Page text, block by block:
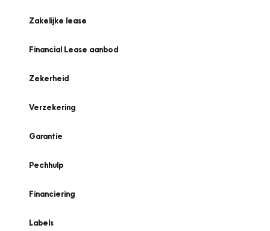
Zakelijke lease
Financial Lease aanbod
Zekerheid
Verzekering
Garantie
Pechhulp
Financiering
Labels